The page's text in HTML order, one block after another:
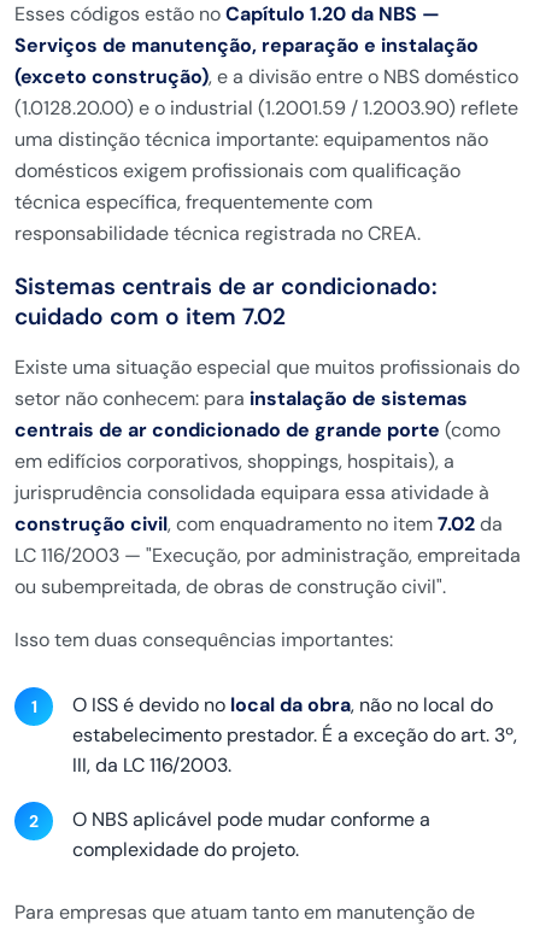
Esses códigos estão noCapítulo 1.20 da NBS —
Serviços de manutenção, reparação e instalação
(exceto construção), e a divisão entre o NBS doméstico
(1.0128.20.00) e o industrial (1.2001.59 / 1.2003.90) reflete
uma distinção técnica importante: equipamentos não
domésticos exigem profissionais com qualificação
técnica específica, frequentemente com
responsabilidade técnica registrada no CREA.
Sistemas centrais de ar condicionado:
cuidado com o item 7.02
Existe uma situação especial que muitos profissionais do
setor não conhecem: para instalação de sistemas
centrais de ar condicionado de grande porte (como
em edifícios corporativos, shoppings, hospitais), a
jurisprudência consolidada equipara essa atividade à
construção civil, com enquadramento no item7.02da
LC 116/2003 — "Execução, por administração, empreitada
ou subempreitada, de obras de construção civil".
Isso tem duas consequências importantes:
O ISS é devido no local da obra, não no local do
estabelecimento prestador. É a exceção do art. 3º,
III, da LC 116/2003.
O NBS aplicável pode mudar conforme a
complexidade do projeto.
Para empresas que atuam tanto em manutenção de